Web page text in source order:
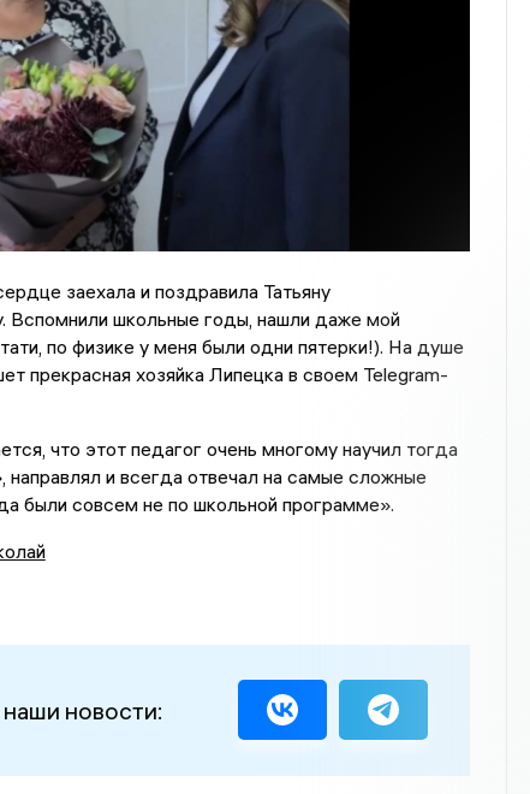
заехала и поздравила Татьяну
Вспомнили школьные годы, нашли даже мой
по физике у меня были одни пятерки!). На душе
прекрасная хозяйка Липецка в своем Telegram-
что этот педагог очень многому научил тогда
и всегда отвечал на самые сложные
были совсем не по школьной программе».
новости: